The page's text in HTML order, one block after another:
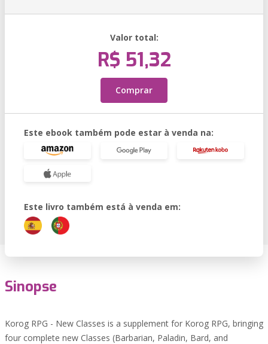
Valor total:
R$ 51,32
Comprar
Este ebook também pode estar à venda na:
Este livro também está à venda em:
Sinopse
Korog RPG - New Classes is a supplement for Korog RPG, bringing
four complete new Classes (Barbarian, Paladin, Bard, and